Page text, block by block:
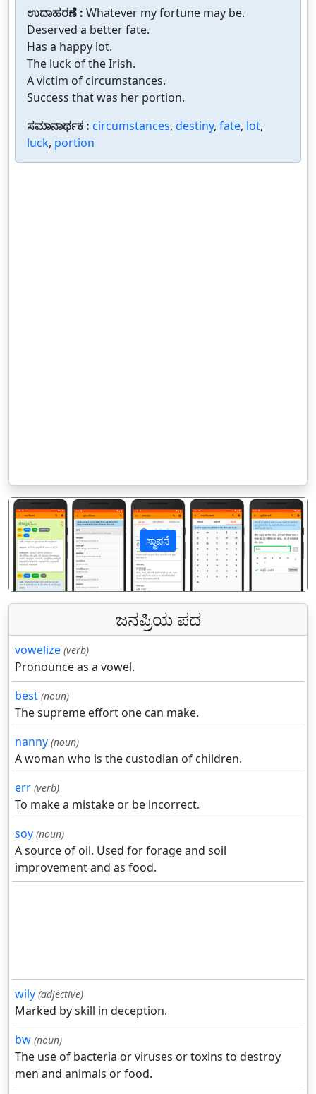
ಉದಾಹರಣೆ : Whatever my fortune may be.
Deserved a better fate.
Has a happy lot.
The luck of the Irish.
A victim of circumstances.
Success that was her portion.
ಸಮಾನಾರ್ಥಕ : circumstances, destiny, fate, lot,
luck, portion
ಸ್ಥಾಪನೆ
पिछला
ಜನಪ್ರಿಯ ಪದ
vowelize (verb)
Pronounce as a vowel.
best (noun)
The supreme effort one can make.
nanny (noun)
A woman who is the custodian of children.
err (verb)
To make a mistake or be incorrect.
soy (noun)
A source of oil. Used for forage and soil
improvement and as food.
wily (adjective)
Marked by skill in deception.
bw (noun)
The use of bacteria or viruses or toxins to destroy
men and animals or food.